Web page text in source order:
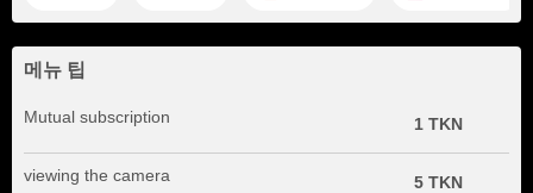
메뉴 팁
Mutual subscription 1 TKN
viewing the camera 5 TKN